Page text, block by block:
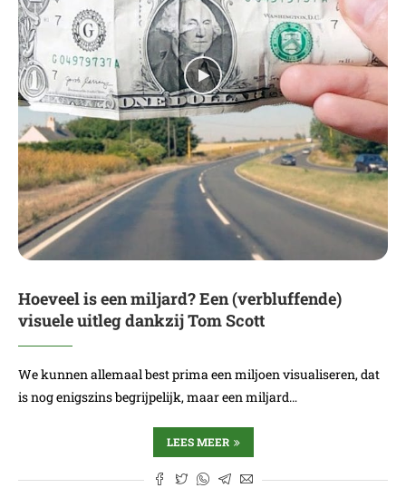
Hoeveel is een miljard? Een (verbluffende)
visuele uitleg dankzij Tom Scott
We kunnen allemaal best prima een miljoen visualiseren, dat
is nog enigszins begrijpelijk, maar een miljard…
LEES MEER